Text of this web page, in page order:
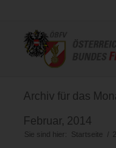
Archiv für das
Februar, 2014
Sie sind hier: Startseite /